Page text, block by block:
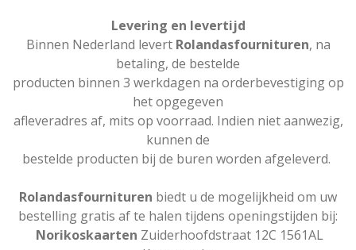
Levering en levertijd
Binnen Nederland levert Rolandasfournituren, na
betaling, de bestelde
producten binnen 3 werkdagen na orderbevestiging op
het opgegeven
afleveradres af, mits op voorraad. Indien niet aanwezig,
kunnen de
bestelde producten bij de buren worden afgeleverd.
Rolandasfournituren biedt u de mogelijkheid om uw
bestelling gratis af te halen tijdens openingstijden bij:
Norikoskaarten Zuiderhoofdstraat 12C 1561AL